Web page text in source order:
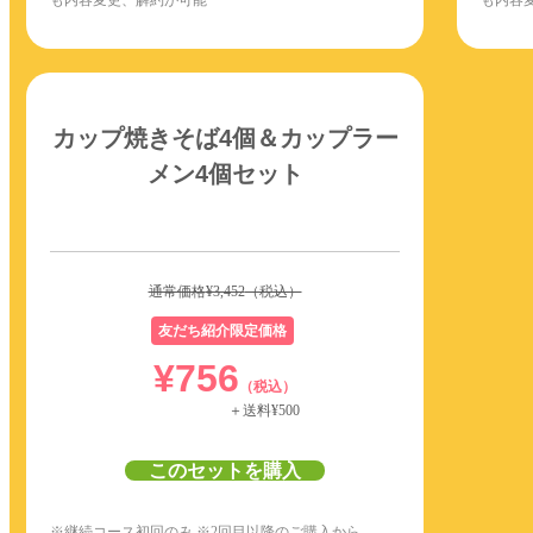
カップ焼きそば4個＆カップラー
メン4個セット
通常価格¥3,452（税込）
友だち紹介限定価格
¥756 （税込）
＋送料¥500
このセットを購入